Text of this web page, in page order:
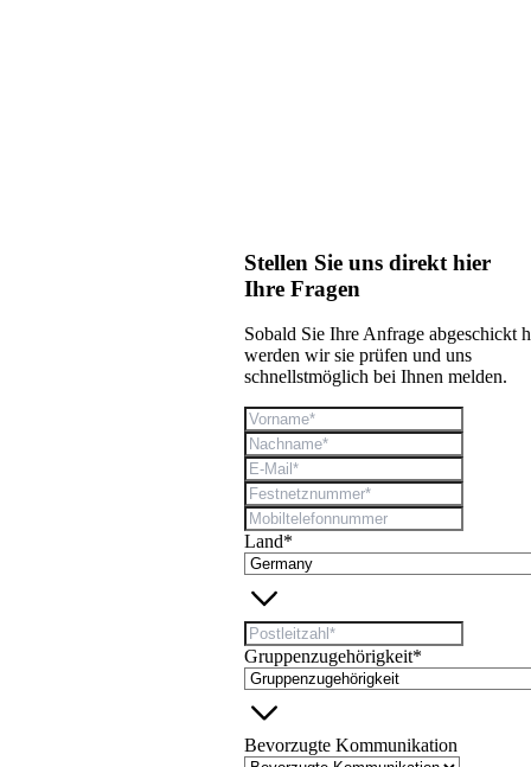
Stellen Sie uns direkt hier
Ihre Fragen
Sobald Sie Ihre Anfrage abgeschickt
werden wir sie prüfen und uns
schnellstmöglich bei Ihnen melden.
Land*
Gruppenzugehörigkeit*
Bevorzugte Kommunikation